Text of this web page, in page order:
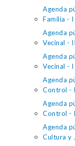
Agenda
Familia -
Agenda
Vecinal -
Agenda
Vecinal -
Agenda
Control -
Agenda
Control -
Agenda
Cultura y